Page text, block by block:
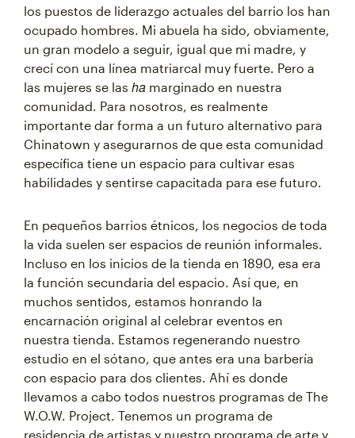
los puestos de liderazgo actuales del barrio los han
ocupado hombres. Mi abuela ha sido, obviamente,
un gran modelo a seguir, igual que mi madre, y
crecí con una línea matriarcal muy fuerte. Pero a
las mujeres se las ha marginado en nuestra
comunidad. Para nosotros, es realmente
importante dar forma a un futuro alternativo para
Chinatown y asegurarnos de que esta comunidad
específica tiene un espacio para cultivar esas
habilidades y sentirse capacitada para ese futuro.
En pequeños barrios étnicos, los negocios de toda
la vida suelen ser espacios de reunión informales.
Incluso en los inicios de la tienda en 1890, esa era
la función secundaria del espacio. Así que, en
muchos sentidos, estamos honrando la
encarnación original al celebrar eventos en
nuestra tienda. Estamos regenerando nuestro
estudio en el sótano, que antes era una barbería
con espacio para dos clientes. Ahí es donde
llevamos a cabo todos nuestros programas de The
W.O.W. Project. Tenemos un programa de
residencia de artistas y nuestro programa de arte y